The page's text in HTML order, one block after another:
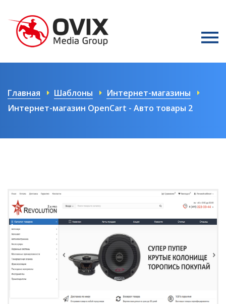
Главная Шаблоны
Интернет-магазины
Интернет-магазин OpenCart - Авто товары 2